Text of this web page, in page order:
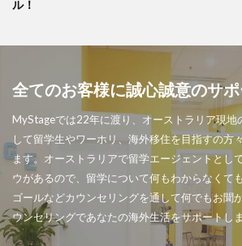
ル！
全てのお客様に誠心誠意のサポ
MyStageでは22年に渡り、オーストラリア現地
して留学生やワーホリ、海外移住を目指すの方
ます。オーストラリアで留学エージェントとし
ウがあるので、留学について何もわからなくて
ゴールなどカウンセリングを通して何でもお聞
ウンセリングであなたの海外生活をサポートしま